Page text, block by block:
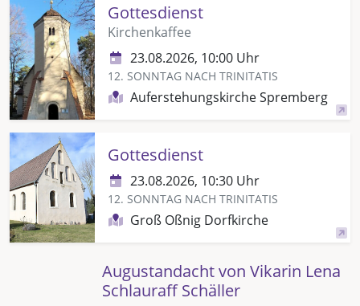
Gottesdienst
Kirchenkaffee
23.08.2026, 10:00 Uhr
12. SONNTAG NACH TRINITATIS
Auferstehungskirche Spremberg
Gottesdienst
23.08.2026, 10:30 Uhr
12. SONNTAG NACH TRINITATIS
Groß Oßnig Dorfkirche
Augustandacht von Vikarin Lena
Schlauraff Schäller